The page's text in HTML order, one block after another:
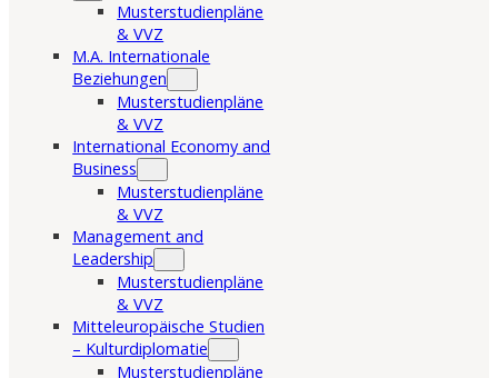
Musterstudienpläne
& VVZ
M.A. Internationale
Beziehungen
Musterstudienpläne
& VVZ
International Economy and
Business
Musterstudienpläne
& VVZ
Management and
Leadership
Musterstudienpläne
& VVZ
Mitteleuropäische Studien
– Kulturdiplomatie
Musterstudienpläne